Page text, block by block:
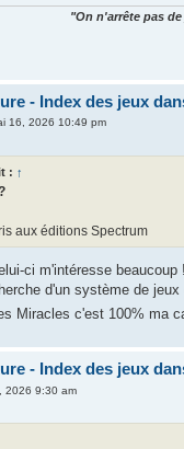
"On n'arrête pas
- Index des jeux
16, 2026 10:49 pm
: ↑
aux éditions Spectrum
ci m'intéresse
d'un système de
Miracles c'est 100% ma
- Index des jeux
2026 9:30 am